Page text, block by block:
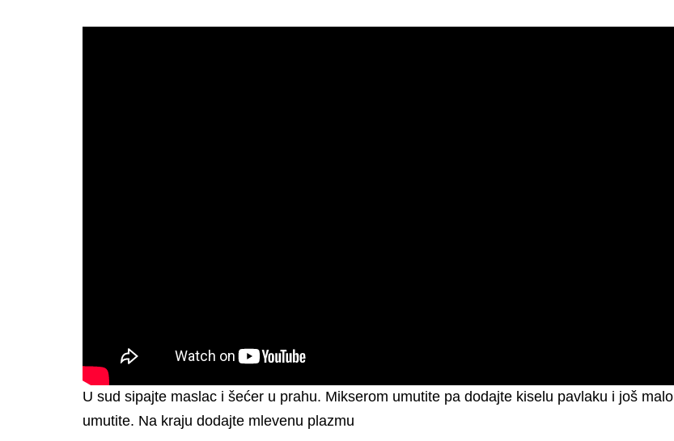
U sud sipajte maslac i šećer u prahu. Mikserom umutite pa dodajte kiselu pavlaku i još malo
umutite. Na kraju dodajte mlevenu plazmu